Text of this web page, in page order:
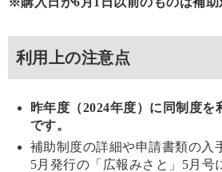
利用上の注意点
昨年度（2024年度）に同制度
です。
補助制度の詳細や申請書類の入
5月発行の「広報みさと」5月号